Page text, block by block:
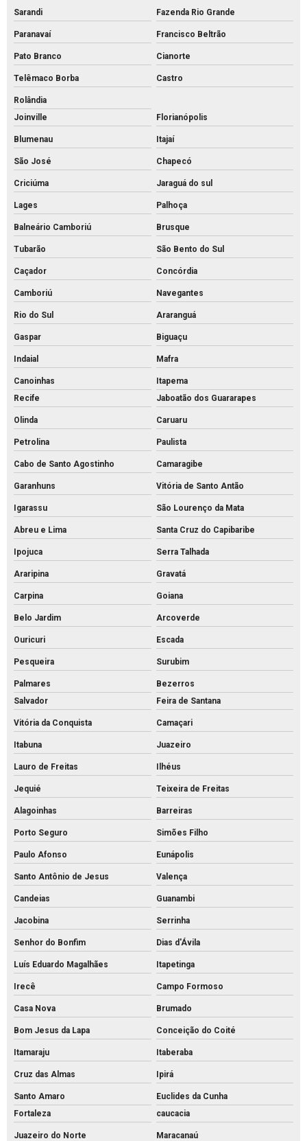
Piso tátil de concreto
Piso tátil direcional concreto
Pisos intertravados de concreto venda
Preço bloco de concreto 14x19x39
Preço bloco de concreto 9x19x39
Preço bloco de concreto estrutural
Preço bloco de concreto para muro
Preço bloco de concreto
Preço de bloco intertravado de concreto
Preço do piso intertravado
Preço de piso intertravado de concreto
Pvs artefatos de concreto
Pvs concreto preço
Pvs concreto rs
Pvs concreto valor
Pvs concreto
Tijolo de concreto para muro
Tijolo de concreto preço
Tijolo de concreto vazado
Tijolo de concreto
Tubo de concreto 400mm
Tubo de concreto de 40cm preço
Tubo de concreto preço
Tubo de concreto valor
Venda de bloquete para calçada
Sarandi Fazenda Rio Grande
Paranavaí Francisco Beltrão
Pato Branco Cianorte
Telêmaco Borba Castro
Rolândia
Joinville
Florianópolis
Blumenau Itajaí
São José Chapecó
Criciúma Jaraguá do sul
Lages Palhoça
Balneário Camboriú Brusque
Tubarão São Bento do Sul
Caçador Concórdia
Camboriú Navegantes
Rio do Sul Araranguá
Gaspar Biguaçu
Indaial Mafra
Canoinhas
Itapema
Recife
Jaboatão dos Guararapes
Olinda Caruaru
Petrolina Paulista
Cabo de Santo Agostinho Camaragibe
Garanhuns Vitória de Santo Antão
Igarassu São Lourenço da Mata
Abreu e Lima Santa Cruz do Capibaribe
Ipojuca Serra Talhada
Araripina Gravatá
Carpina Goiana
Belo Jardim Arcoverde
Ouricuri Escada
Pesqueira Surubim
Palmares
Bezerros
Salvador
Feira de Santana
Vitória da Conquista Camaçari
Itabuna Juazeiro
Lauro de Freitas Ilhéus
Jequié Teixeira de Freitas
Alagoinhas Barreiras
Porto Seguro Simões Filho
Paulo Afonso Eunápolis
Santo Antônio de Jesus Valença
Candeias Guanambi
Jacobina Serrinha
Senhor do Bonfim Dias d'Ávila
Luís Eduardo Magalhães Itapetinga
Irecê Campo Formoso
Casa Nova Brumado
Bom Jesus da Lapa Conceição do Coité
Itamaraju Itaberaba
Cruz das Almas Ipirá
Santo Amaro
Euclides da Cunha
Fortaleza
caucacia
Juazeiro do Norte Maracanaú